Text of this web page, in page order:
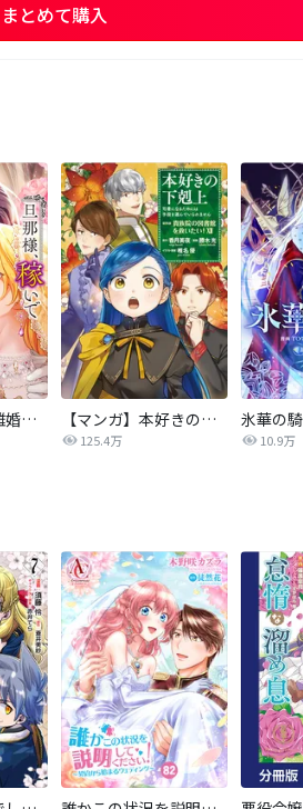
まとめて購入
旦那様、稼いで離婚させていただきます！ 【マンガ】本好きの下剋上 第四部
125.4万 10.9万